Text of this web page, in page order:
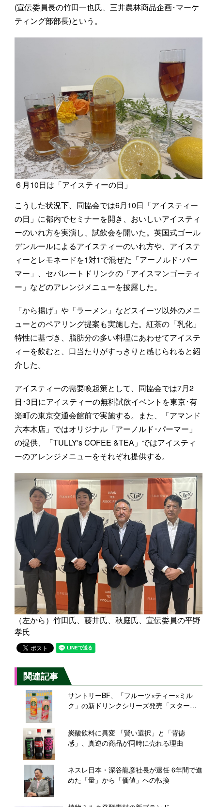
(宣伝委員長の竹田一也氏、三井農林商品企画･マーケ
ティング部部長)という。
６月10日は「アイスティーの日」
こうした状況下、同協会では6月10日「アイスティー
の日」に都内でセミナーを開き、おいしいアイスティ
ーのいれ方を実演し、試飲会を開いた。英国式ゴール
デンルールによるアイスティーのいれ方や、アイステ
ィーとレモネードを1対1で混ぜた「アーノルド･パー
マー」、セパレートドリンクの「アイスマンゴーティ
ー」などのアレンジメニューを披露した。
「から揚げ」や「ラーメン」などスイーツ以外のメニ
ューとのペアリング提案も実施した。紅茶の「乳化」
特性に基づき、脂肪分の多い料理にあわせてアイステ
ィーを飲むと、口当たりがすっきりと感じられると紹
介した。
アイスティーの需要喚起策として、同協会では7月2
日･3日にアイスティーの無料試飲イベントを東京･有
楽町の東京交通会館前で実施する。また、「アマンド
六本木店」ではオリジナル「アーノルド･パーマー」
の提供、「TULLY′s COFEE &TEA」ではアイスティ
ーのアレンジメニューをそれぞれ提供する。
（左から）竹田氏、藤井氏、秋庭氏、宣伝委員の平野
孝氏
関連記事
サントリーBF、「フルーツ×ティー×ミル
ク」の新ドリンクシリーズ発売「スターバ
炭酸飲料に異変 「賢い選択」と「背徳
感」、真逆の商品が同時に売れる理由
ネスレ日本・深谷龍彦社長が退任 6年間で進
めた「量」から「価値」への転換